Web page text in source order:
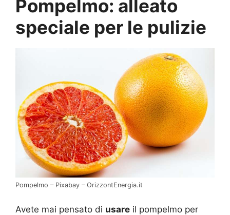
Pompelmo: alleato
speciale per le pulizie
Pompelmo – Pixabay – OrizzontEnergia.it
Avete mai pensato di usare il pompelmo per